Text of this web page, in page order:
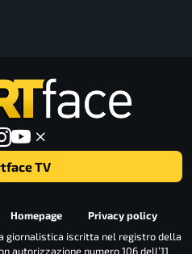
TV
Homepage
Privacy policy
giornalistica iscritta nel registro della
autorizzazione numero 106 dell’11